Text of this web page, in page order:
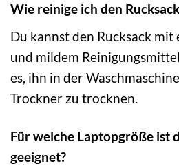
Wie reinige ich den
Du kannst den Rucksack mit
und mildem
es, ihn in der
Trockner zu trocknen.
Für welche Laptopgröße ist
geeignet?